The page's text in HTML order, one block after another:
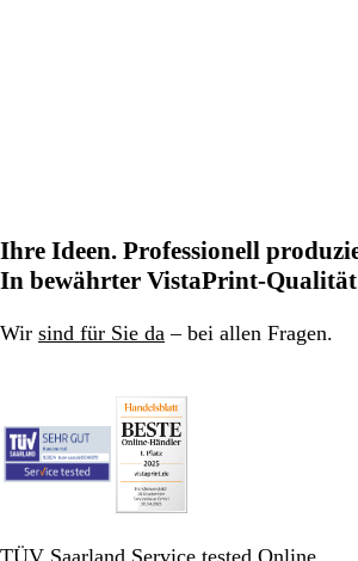
Ihre Ideen. Professionell
In bewährter VistaPrint-
Wir sind für Sie da – bei allen Fragen.